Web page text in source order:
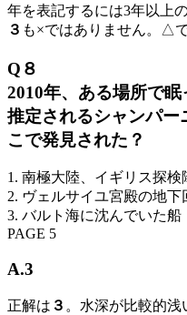
年を表記するには3年以上
３ も×ではありません。△で
Q８
2010年、ある場所で
推定されるシャンパー
こで発見された？
1. 南極大陸、イギリス探検
2. ヴェルサイユ宮殿の地下
3. バルト海に沈んでいた船
PAGE 5
A.3
正解は ３ 。水深が比較的